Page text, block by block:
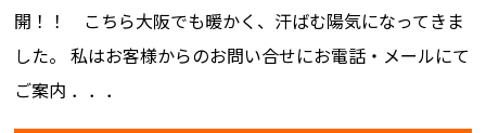
開！！ こちら大阪でも暖かく、汗ばむ陽気になってきま
した。 私はお客様からのお問い合せにお電話・メールにて
ご案内 ．．．